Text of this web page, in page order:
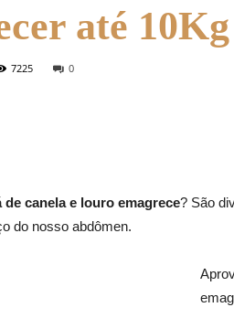
até
7225 0
de canela e louro emagrece? São
do nosso abdômen.